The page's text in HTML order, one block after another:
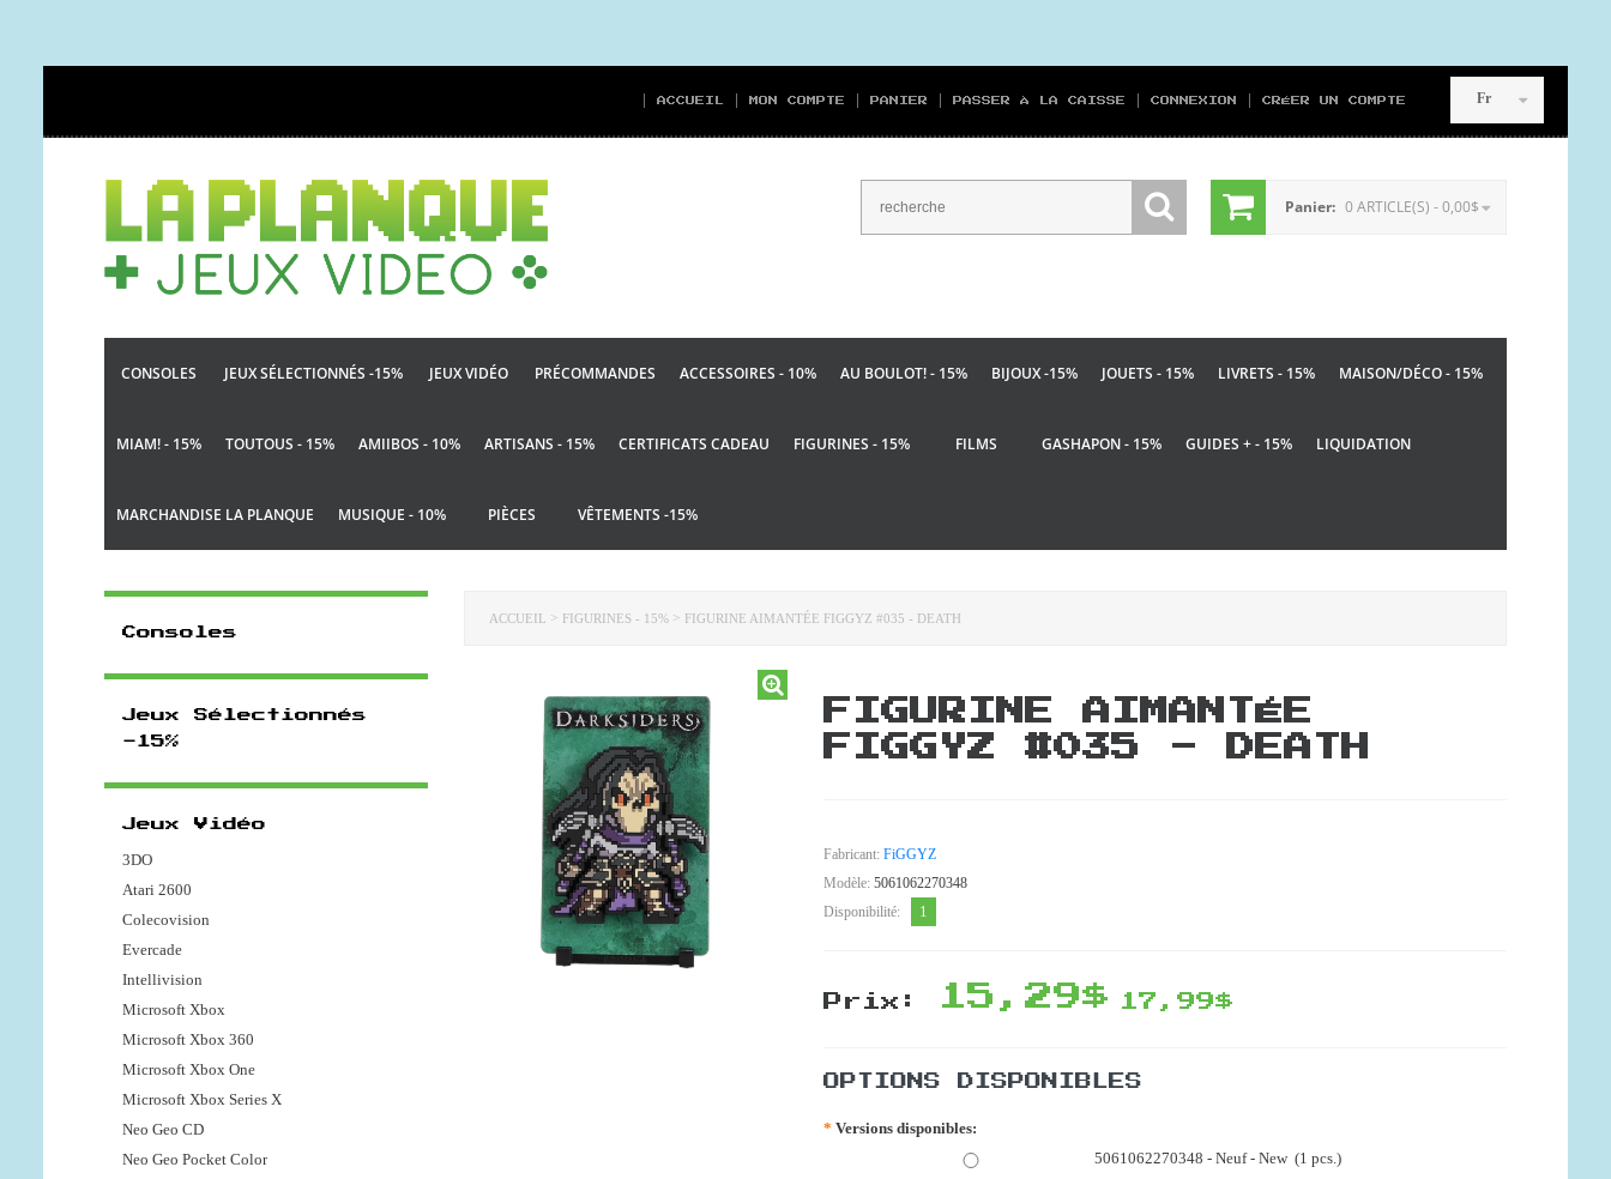
Fr
ACCUEIL MON COMPTE PANIER PASSER À LA CAISSE CONNEXION CRÉER UN COMPTE
Panier: 0 ARTICLE(S) - 0,00$
CONSOLES JEUX SÉLECTIONNÉS -15% JEUX VIDÉO PRÉCOMMANDES ACCESSOIRES - 10% AU BOULOT! - 15% BIJOUX -15% JOUETS - 15% LIVRETS - 15% MAISON/DÉCO - 15%
MIAM! - 15% TOUTOUS - 15% AMIIBOS - 10% ARTISANS - 15% CERTIFICATS CADEAU FIGURINES - 15% FILMS GASHAPON - 15% GUIDES + - 15% LIQUIDATION
MARCHANDISE LA PLANQUE MUSIQUE - 10% PIÈCES VÊTEMENTS -15%
ACCUEIL > FIGURINES - 15% > FIGURINE AIMANTÉE FIGGYZ #035 - DEATH
FIGURINE AIMANTÉE
FIGGYZ #035 - DEATH
Fabricant: FiGGYZ
Modèle: 5061062270348
Disponibilité:
1
Prix: 15,29$ 17,99$
OPTIONS DISPONIBLES
* Versions disponibles:
5061062270348 - Neuf - New (1 pcs.)
Consoles
Jeux Sélectionnés
-15%
Jeux Vidéo
3DO
Atari 2600
Colecovision
Evercade
Intellivision
Microsoft Xbox
Microsoft Xbox 360
Microsoft Xbox One
Microsoft Xbox Series X
Neo Geo CD
Neo Geo Pocket Color